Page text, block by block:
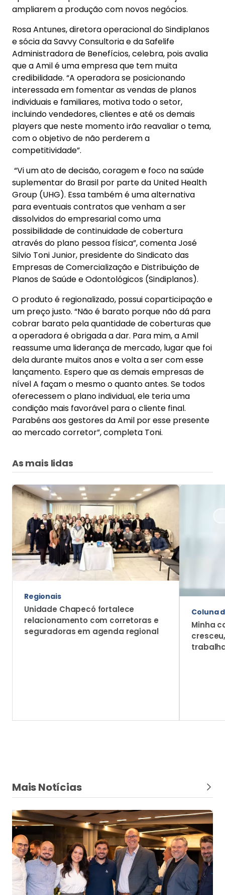
ampliarem a produção com novos negócios.
Rosa Antunes, diretora operacional do Sindiplanos
e sócia da Savvy Consultoria e da Safelife
Administradora de Benefícios, celebra, pois avalia
que a Amil é uma empresa que tem muita
credibilidade. “A operadora se posicionando
interessada em fomentar as vendas de planos
individuais e familiares, motiva todo o setor,
incluindo vendedores, clientes e até os demais
players que neste momento irão reavaliar o tema,
com o objetivo de não perderem a
competitividade”.
“Vi um ato de decisão, coragem e foco na saúde
suplementar do Brasil por parte da United Health
Group (UHG). Essa também é uma alternativa
para eventuais contratos que venham a ser
dissolvidos do empresarial como uma
possibilidade de continuidade de cobertura
através do plano pessoa física”, comenta José
Silvio Toni Junior, presidente do Sindicato das
Empresas de Comercialização e Distribuição de
Planos de Saúde e Odontológicos (Sindiplanos).
O produto é regionalizado, possui coparticipação e
um preço justo. “Não é barato porque não dá para
cobrar barato pela quantidade de coberturas que
a operadora é obrigada a dar. Para mim, a Amil
reassume uma liderança de mercado, lugar que foi
dela durante muitos anos e volta a ser com esse
lançamento. Espero que as demais empresas de
nível A façam o mesmo o quanto antes. Se todos
oferecessem o plano individual, ele teria uma
condição mais favorável para o cliente final.
Parabéns aos gestores da Amil por esse presente
ao mercado corretor”, completa Toni.
As mais lidas
Regionais
Unidade Chapecó fortalece
relacionamento com corretoras e
seguradoras em agenda regional
Coluna
Minha
Mais Notícias